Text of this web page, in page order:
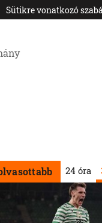
Sütikre vonatkozó
24 óra